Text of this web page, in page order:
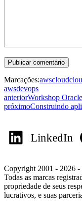
Marcações:awscloud
awsdevops
anteriorWorkshop
próximoConstruindo
LinkedIn
Copyright 2001 - 2026
Todas as marcas
propriedade de seus
lucrativos, e suas